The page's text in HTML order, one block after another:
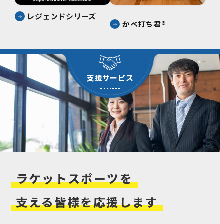
レジェンドシリーズ
かべ打ち君®
ラケットスポーツを
支える皆様を応援します
支援サービス